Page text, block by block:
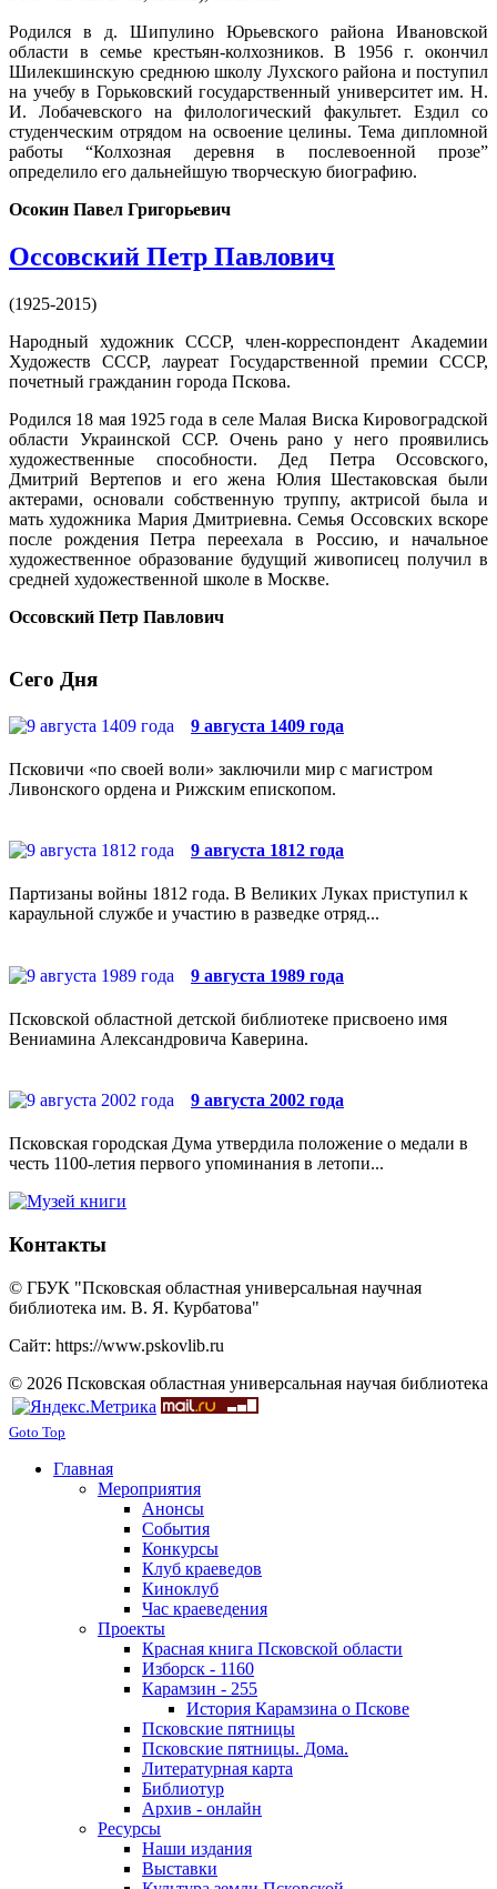
Родился в д. Шипулино Юрьевского района Ивановской
области в семье крестьян-колхозников. В 1956 г. окончил
Шилекшинскую среднюю школу Лухского района и поступил
на учебу в Горьковский государственный университет им. Н.
И. Лобачевского на филологический факультет. Ездил со
студенческим отрядом на освоение целины. Тема дипломной
работы “Колхозная деревня в послевоенной прозе”
определило его дальнейшую творческую биографию.
Осокин Павел Григорьевич
Оссовский Петр Павлович
(1925-2015)
Народный художник СССР, член-корреспондент Академии
Художеств СССР, лауреат Государственной премии СССР,
почетный гражданин города Пскова.
Родился 18 мая 1925 года в селе Малая Виска Кировоградской
области Украинской ССР. Очень рано у него проявились
художественные способности. Дед Петра Оссовского,
Дмитрий Вертепов и его жена Юлия Шестаковская были
актерами, основали собственную труппу, актрисой была и
мать художника Мария Дмитриевна. Семья Оссовских вскоре
после рождения Петра переехала в Россию, и начальное
художественное образование будущий живописец получил в
средней художественной школе в Москве.
Оссовский Петр Павлович
Сего Дня
9 августа 1409 года
Псковичи «по своей воли» заключили мир с магистром
Ливонского ордена и Рижским епископом.
9 августа 1812 года
Партизаны войны 1812 года. В Великих Луках приступил к
караульной службе и участию в разведке отряд...
9 августа 1989 года
Псковской областной детской библиотеке присвоено имя
Вениамина Александровича Каверина.
9 августа 2002 года
Псковская городская Дума утвердила положение о медали в
честь 1100-летия первого упоминания в летопи...
Контакты
© ГБУК "Псковская областная универсальная научная
библиотека им. В. Я. Курбатова"
Сайт: https://www.pskovlib.ru
© 2026 Псковская областная универсальная научая библиотека
Goto Top
Главная
Мероприятия
Анонсы
События
Конкурсы
Клуб краеведов
Киноклуб
Час краеведения
Проекты
Красная книга Псковской области
Изборск - 1160
Карамзин - 255
История Карамзина о Пскове
Псковские пятницы
Псковские пятницы. Дома.
Литературная карта
Библиотур
Архив - онлайн
Ресурсы
Наши издания
Выставки